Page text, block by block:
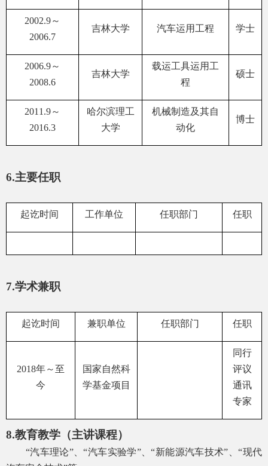
2002.9～
2006.7
吉林大学 汽车运用工程 学士
2006.9～
2008.6
吉林大学
载运工具运用工
程
硕士
2011.9～
2016.3
哈尔滨理工
大学
机械制造及其自
动化
博士
6.主要任职
起讫时间 工作单位 任职部门 任职
7.学术兼职
起讫时间 兼职单位 任职部门 任职
2018年～至
今
国家自然科
学基金项目
同行
评议
通讯
专家
8.教育教学（主讲课程）
“汽车理论”、“汽车实验学”、“新能源汽车技术”、“现代